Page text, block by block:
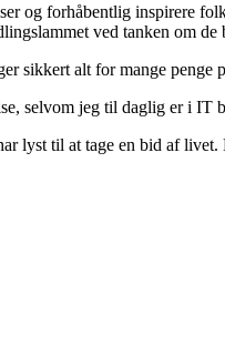
og forhåbentlig inspirere
ved tanken om
sikkert alt for mange
selvom jeg til daglig er i IT
lyst til at tage en bid af